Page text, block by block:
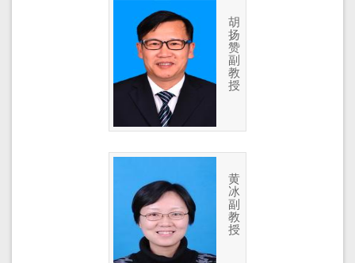
胡
扬
赞
副
教
授
黄
冰
副
教
授